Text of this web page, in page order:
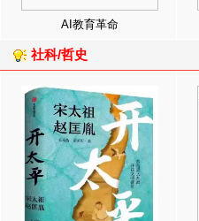
AI教育革命
社科/哲史